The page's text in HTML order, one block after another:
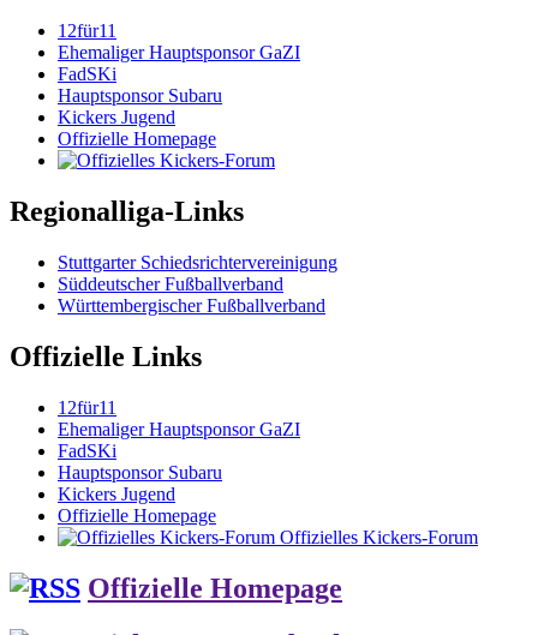
12für11
Ehemaliger Hauptsponsor GaZI
FadSKi
Hauptsponsor Subaru
Kickers Jugend
Offizielle Homepage
Regionalliga-Links
Stuttgarter Schiedsrichtervereinigung
Süddeutscher Fußballverband
Württembergischer Fußballverband
Offizielle Links
12für11
Ehemaliger Hauptsponsor GaZI
FadSKi
Hauptsponsor Subaru
Kickers Jugend
Offizielle Homepage
Offizielles Kickers-Forum
Offizielle Homepage